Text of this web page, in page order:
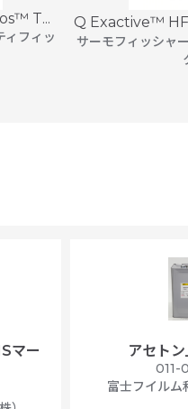
T...
ィフィッ
Q Exactive™
サーモフィッシャ
マー
アセト
011-
富士フイルム